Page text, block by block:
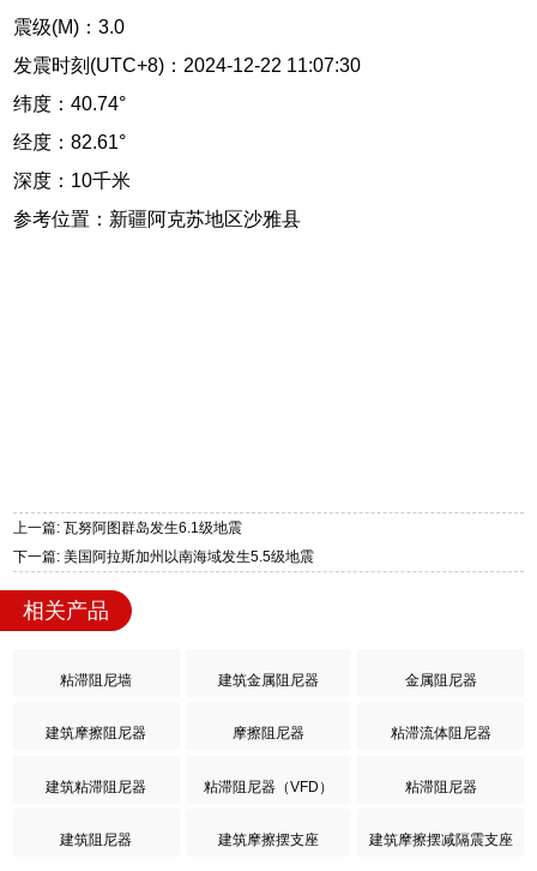
震级(M)：3.0
发震时刻(UTC+8)：2024-12-22 11:07:30
纬度：40.74°
经度：82.61°
深度：10千米
参考位置：新疆阿克苏地区沙雅县
上一篇: 瓦努阿图群岛发生6.1级地震
下一篇: 美国阿拉斯加州以南海域发生5.5级地震
相关产品
粘滞阻尼墙 建筑金属阻尼器 金属阻尼器
建筑摩擦阻尼器 摩擦阻尼器 粘滞流体阻尼器
建筑粘滞阻尼器 粘滞阻尼器（VFD） 粘滞阻尼器
建筑阻尼器 建筑摩擦摆支座 建筑摩擦摆减隔震支座